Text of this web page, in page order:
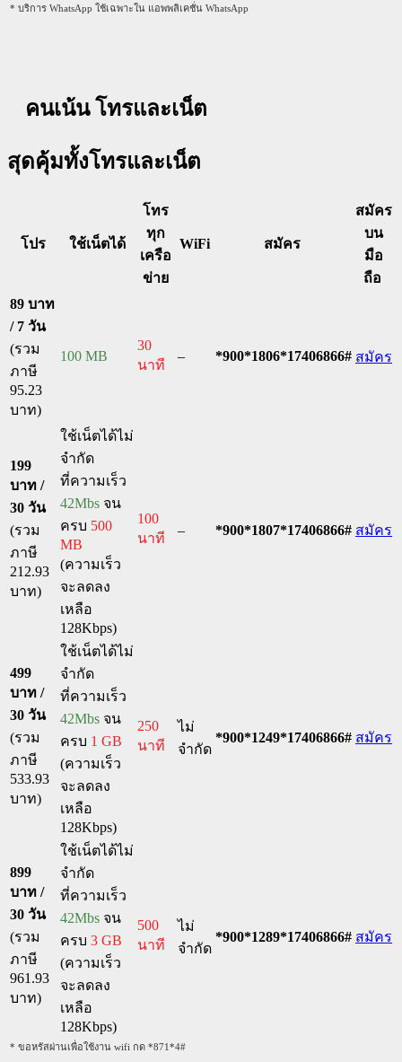
* บริการ WhatsApp ใช้เฉพาะใน แอพพลิเคชั่น WhatsApp
คนเน้น โทรและเน็ต
สุดคุ้มทั้งโทรและเน็ต
โปร ใช้เน็ตได้
โทร
ทุก
เครือ
ข่าย
WiFi สมัคร
สมัคร
บน
มือ
ถือ
89 บาท
/ 7 วัน
(รวม
ภาษี
95.23
บาท)
100 MB
30
นาที
– *900*1806*17406866# สมัคร
199
บาท /
30 วัน
(รวม
ภาษี
212.93
บาท)
ใช้เน็ตได้ไม่
จำกัด
ที่ความเร็ว
42Mbs จน
ครบ 500
MB
(ความเร็ว
จะลดลง
เหลือ
128Kbps)
100
นาที
– *900*1807*17406866# สมัคร
499
บาท /
30 วัน
(รวม
ภาษี
533.93
บาท)
ใช้เน็ตได้ไม่
จำกัด
ที่ความเร็ว
42Mbs จน
ครบ 1 GB
(ความเร็ว
จะลดลง
เหลือ
128Kbps)
250
นาที
ไม่
จำกัด
*900*1249*17406866# สมัคร
899
บาท /
30 วัน
(รวม
ภาษี
961.93
บาท)
ใช้เน็ตได้ไม่
จำกัด
ที่ความเร็ว
42Mbs จน
ครบ 3 GB
(ความเร็ว
จะลดลง
เหลือ
128Kbps)
500
นาที
ไม่
จำกัด
*900*1289*17406866# สมัคร
* ขอหรัสผ่านเพื่อใช้งาน wifi กด *871*4#